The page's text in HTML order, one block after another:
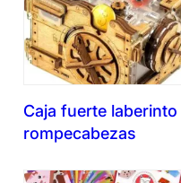
Caja fuerte laberinto
rompecabezas